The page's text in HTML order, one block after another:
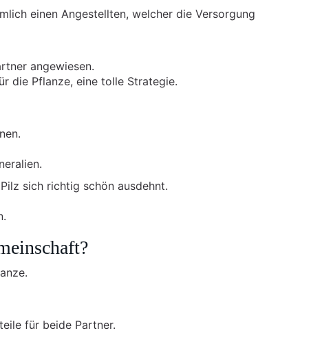
einen Angestellten, welcher die Versorgung
angewiesen.
die Pflanze, eine tolle Strategie.
sich richtig schön ausdehnt.
für beide Partner.